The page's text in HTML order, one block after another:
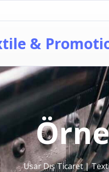
&
Usar Dış Ticaret |